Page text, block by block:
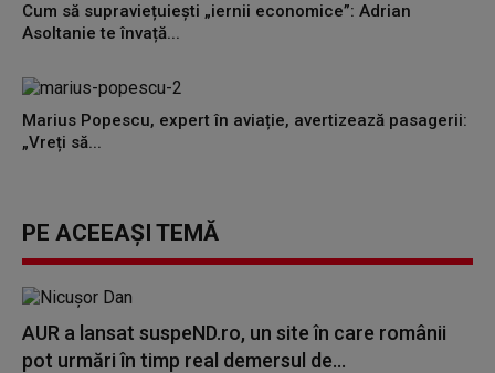
Cum să supraviețuiești „iernii economice”: Adrian
Asoltanie te învață...
Marius Popescu, expert în aviație, avertizează pasagerii:
„Vreți să...
PE ACEEAȘI TEMĂ
AUR a lansat suspeND.ro, un site în care românii
pot urmări în timp real demersul de...